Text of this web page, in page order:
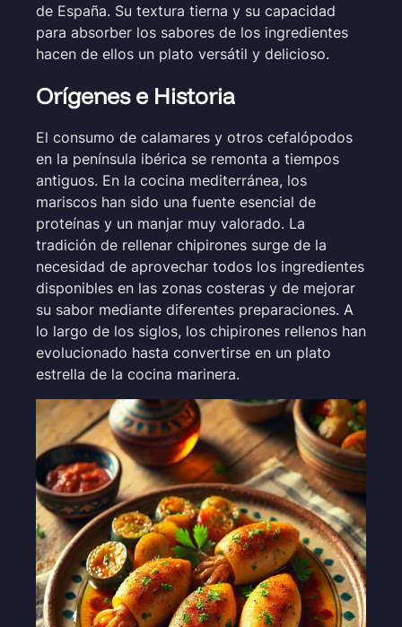
de España. Su textura tierna y su capacidad
para absorber los sabores de los ingredientes
hacen de ellos un plato versátil y delicioso.
Orígenes e Historia
El consumo de calamares y otros cefalópodos
en la península ibérica se remonta a tiempos
antiguos. En la cocina mediterránea, los
mariscos han sido una fuente esencial de
proteínas y un manjar muy valorado. La
tradición de rellenar chipirones surge de la
necesidad de aprovechar todos los ingredientes
disponibles en las zonas costeras y de mejorar
su sabor mediante diferentes preparaciones. A
lo largo de los siglos, los chipirones rellenos han
evolucionado hasta convertirse en un plato
estrella de la cocina marinera.